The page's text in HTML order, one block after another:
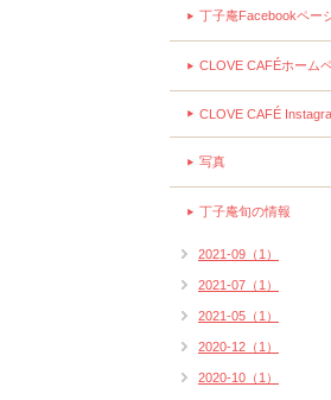
丁子庵Facebookペー
CLOVE CAFÉホーム
CLOVE CAFÉ
写真
丁子庵旬の情報
2021-09（1）
2021-07（1）
2021-05（1）
2020-12（1）
2020-10（1）